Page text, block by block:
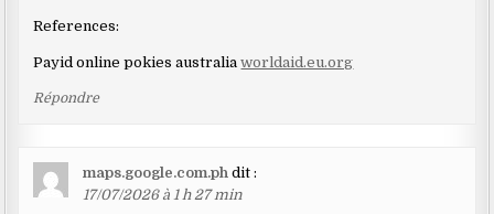
References:
Payid online pokies australiaworldaid.eu.org
Répondre
maps.google.com.ph dit :
17/07/2026 à 1 h 27 min